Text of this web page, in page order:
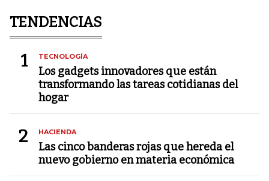
TENDENCIAS
1 TECNOLOGÍA
Los gadgets innovadores que están
transformando las tareas cotidianas del
hogar
2 HACIENDA
Las cinco banderas rojas que hereda el
nuevo gobierno en materia económica